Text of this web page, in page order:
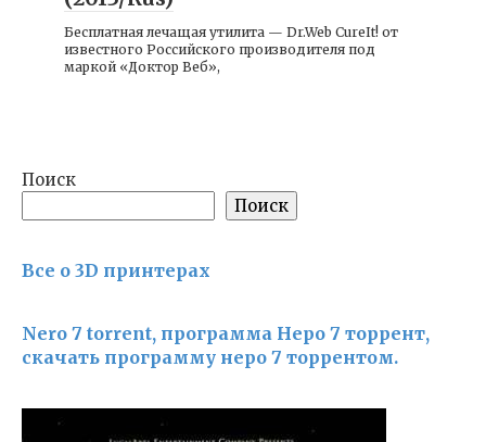
Бесплатная лечащая утилита — Dr.Web CureIt! от
известного Российского производителя под
маркой «Доктор Веб»,
Поиск
Поиск
Все о 3D принтерах
Nero 7 torrent, программа Неро 7 торрент,
скачать программу неро 7 торрентом.